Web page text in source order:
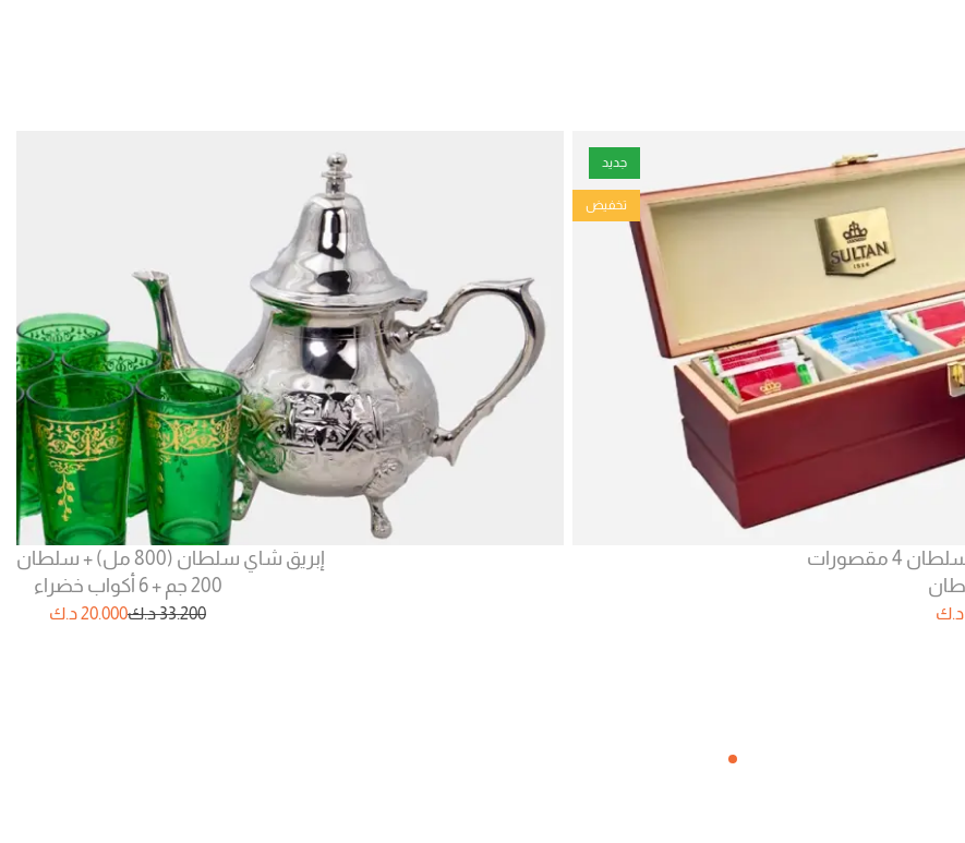
جديد
تخفيض
صندوق عرض شاي خشبي من سلطان 4 مقصورات
د.ك
إبريق شاي سلطان (800 مل) +
200 جم + 6 أكواب خضراء
33.200د.ك20.000د.ك